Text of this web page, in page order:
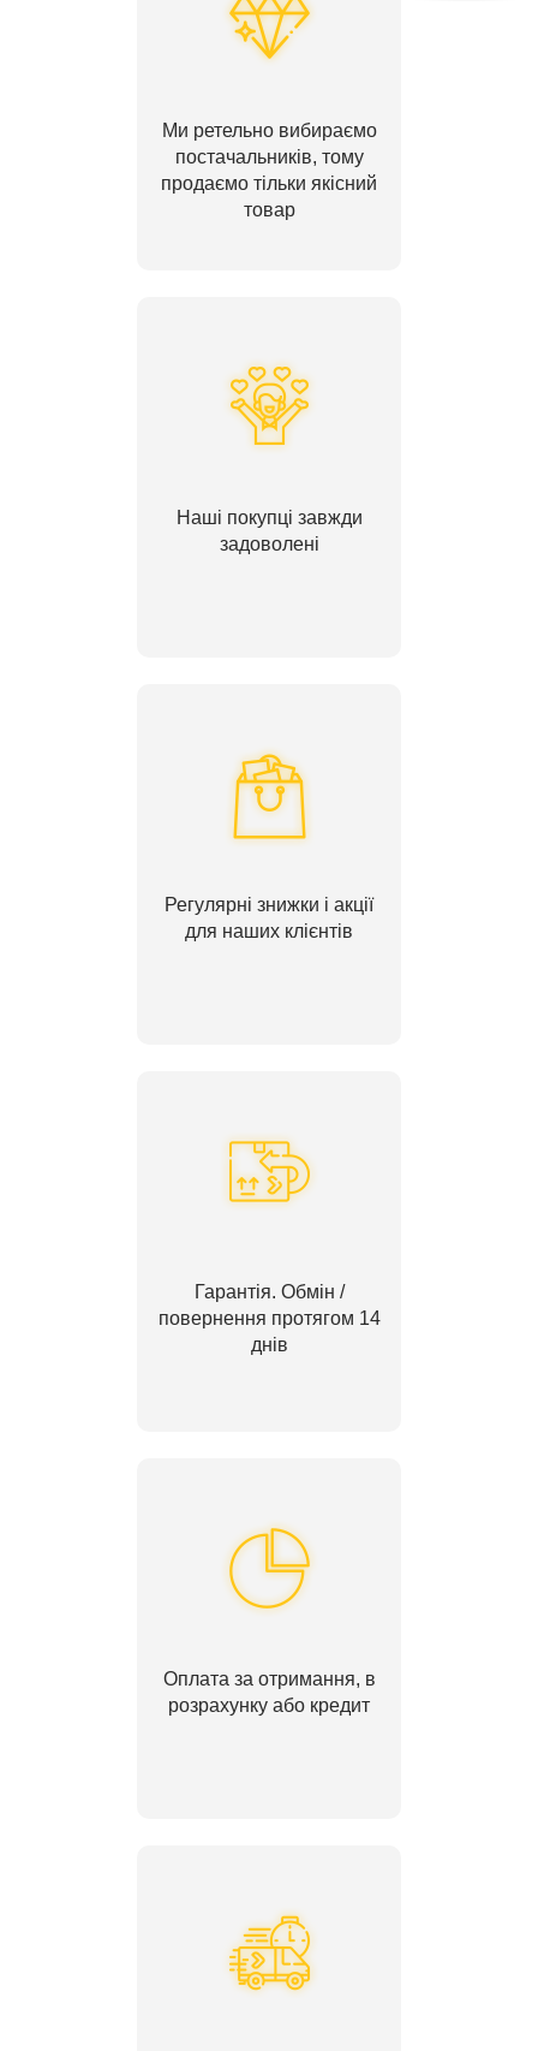
Ми ретельно вибираємо
постачальників, тому
продаємо тільки якісний
товар
Наші покупці завжди
задоволені
Регулярні знижки і акції
для наших клієнтів
Гарантія. Обмін /
повернення протягом 14
днів
Оплата за отримання, в
розрахунку або кредит